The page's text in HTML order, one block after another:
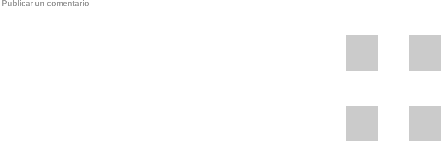
Publicar un comentario